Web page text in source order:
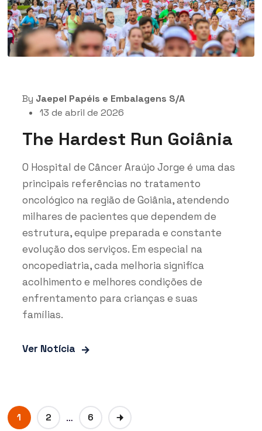
By Jaepel Papéis e Embalagens S/A
13 de abril de 2026
The Hardest Run Goiânia
O Hospital de Câncer Araújo Jorge é uma das
principais referências no tratamento
oncológico na região de Goiânia, atendendo
milhares de pacientes que dependem de
estrutura, equipe preparada e constante
evolução dos serviços. Em especial na
oncopediatria, cada melhoria significa
acolhimento e melhores condições de
enfrentamento para crianças e suas
famílias.
Ver Notícia
1 2 … 6